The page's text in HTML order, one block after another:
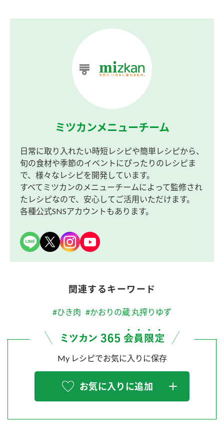
ミツカンメニューチーム
日常に取り入れたい時短レシピや簡単レシピから、
旬の食材や季節のイベントにぴったりのレシピま
で、様々なレシピを開発しています。
すべてミツカンのメニューチームによって監修され
たレシピなので、安心してご活用いただけます。
各種公式SNSアカウントもあります。
関連するキーワード
#ひき肉 #かおりの蔵 丸搾りゆず
My レシピでお気に入りに保存
お気に入りに追加